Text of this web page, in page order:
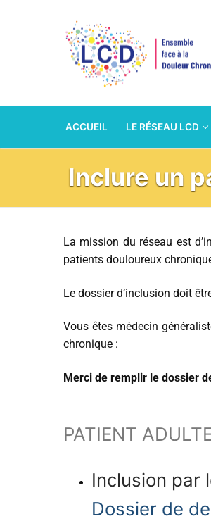
ACCUEIL LE RÉSEAU LCD
Inclure un
La mission du réseau est
patients douloureux
Le dossier d’inclusion doit
Vous êtes médecin
chronique :
Merci de remplir le dossier
PATIENT
Inclusion par
Dossier de